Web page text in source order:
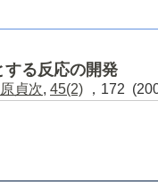
る反応の開発
貞次, 45(2) ，172